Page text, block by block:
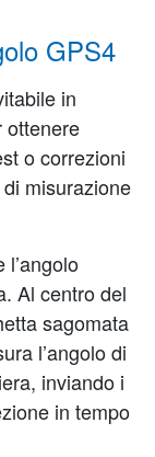
GPS4
in
ottenere
o correzioni
misurazione
Al centro del
sagomata
l’angolo di
inviando i
in tempo